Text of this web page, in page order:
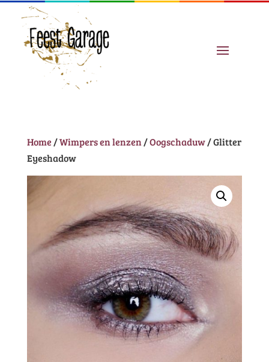
Home /Wimpers en lenzen /Oogschaduw/ Glitter
Eyeshadow